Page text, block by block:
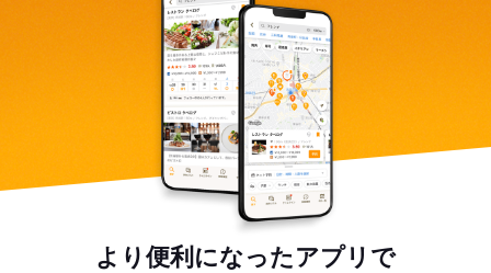
より便利になったアプリで